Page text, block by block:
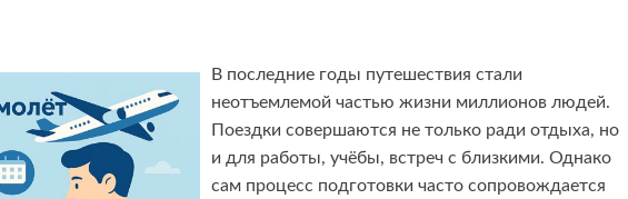
В последние годы путешествия стали
неотъемлемой частью жизни миллионов людей.
Поездки совершаются не только ради отдыха, но
и для работы, учёбы, встреч с близкими. Однако
сам процесс подготовки часто сопровождается